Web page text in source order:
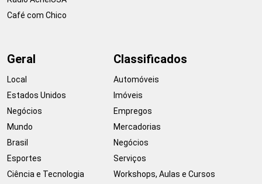
Café com Chico
Geral
Local
Estados Unidos
Negócios
Mundo
Brasil
Esportes
Ciência e Tecnologia
Classificados
Automóveis
Imóveis
Empregos
Mercadorias
Negócios
Serviços
Workshops, Aulas e Cursos